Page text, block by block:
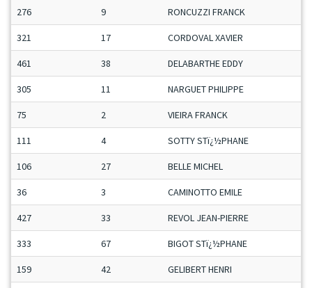
276 9 RONCUZZI FRANCK
321 17 CORDOVAL XAVIER
461 38 DELABARTHE EDDY
305 11 NARGUET PHILIPPE
75 2 VIEIRA FRANCK
111 4 SOTTY STï¿½PHANE
106 27 BELLE MICHEL
36 3 CAMINOTTO EMILE
427 33 REVOL JEAN-PIERRE
333 67 BIGOT STï¿½PHANE
159 42 GELIBERT HENRI